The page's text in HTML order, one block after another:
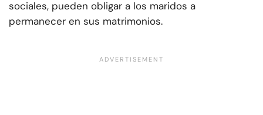
sociales, pueden obligar a los maridos a
permanecer en sus matrimonios.